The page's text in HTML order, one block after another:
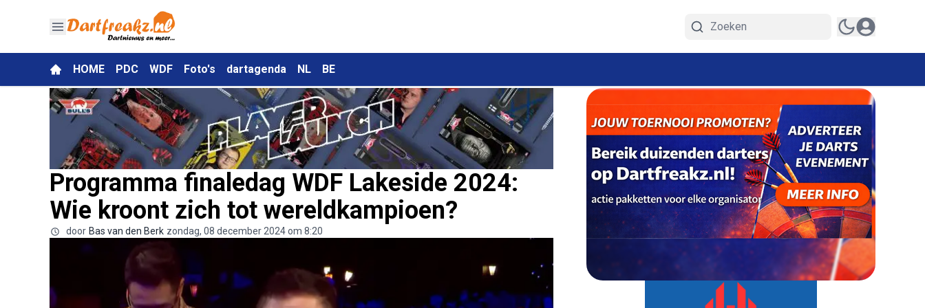
HOME PDC WDF Foto's dartagenda NL BE
Programma finaledag WDF Lakeside 2024:
Wie kroont zich tot wereldkampioen?
door Bas van den Berk zondag, 08 december 2024 om 8:20